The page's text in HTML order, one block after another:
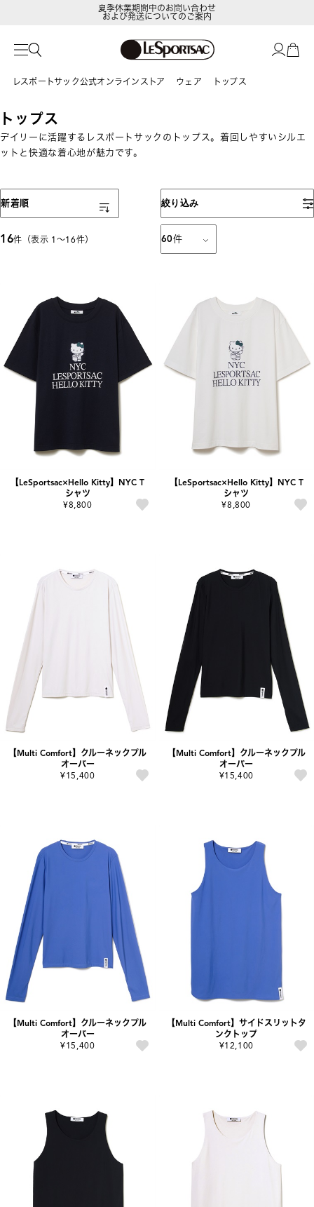
LeSportsac Member's Club
および発送についてのご案内
レスポートサック公式オンラインストア ウェア トップス
トップス
デイリーに活躍するレスポートサックのトップス。着回しやすいシルエ
ットと快適な着心地が魅力です。
絞り込み
16件（表示 1〜16件） 60件
表示順
新着順
【LeSportsac×Hello Kitty】NYC T
シャツ
¥8,800
【LeSportsac×Hello Kitty】NYC T
シャツ
¥8,800
【Multi Comfort】クルーネックプル
オーバー
¥15,400
【Multi Comfort】クルーネックプル
オーバー
¥15,400
【Multi Comfort】クルーネックプル
オーバー
¥15,400
【Multi Comfort】サイドスリットタ
ンクトップ
¥12,100